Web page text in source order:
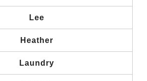
Lee
Heather
Laundry